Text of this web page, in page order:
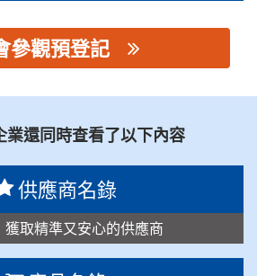
參觀預登記
業還同時查看了以下內容
供應商名錄
獲取精準又安心的供應商